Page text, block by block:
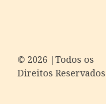
©️ 2026 |Todos os
Direitos Reservados